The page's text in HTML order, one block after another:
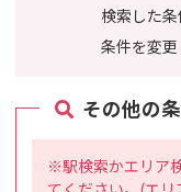
検索した条
条件を変更
その他の
※駅検索かエリア